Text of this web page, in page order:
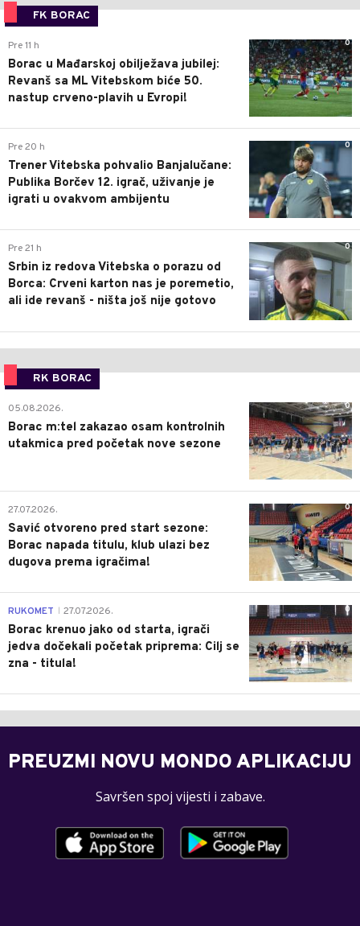
FK BORAC
0
Pre 11 h
Borac u Mađarskoj obilježava jubilej:
Revanš sa ML Vitebskom biće 50.
nastup crveno-plavih u Evropi!
0
Pre 20 h
Trener Vitebska pohvalio Banjalučane:
Publika Borčev 12. igrač, uživanje je
igrati u ovakvom ambijentu
0
Pre 21 h
Srbin iz redova Vitebska o porazu od
Borca: Crveni karton nas je poremetio,
ali ide revanš - ništa još nije gotovo
RK BORAC
0
05.08.2026.
Borac m:tel zakazao osam kontrolnih
utakmica pred početak nove sezone
0
27.07.2026.
Savić otvoreno pred start sezone:
Borac napada titulu, klub ulazi bez
dugova prema igračima!
0
RUKOMET 27.07.2026.
Borac krenuo jako od starta, igrači
jedva dočekali početak priprema: Cilj se
zna - titula!
PREUZMI NOVU MONDO APLIKACIJU
Savršen spoj vijesti i zabave.